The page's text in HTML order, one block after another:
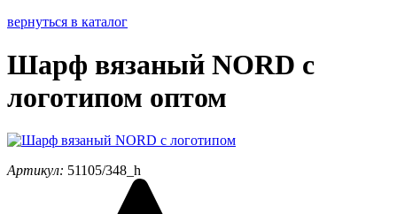
вернуться в каталог
Шарф вязаный NORD с
логотипом оптом
Артикул: 51105/348_h